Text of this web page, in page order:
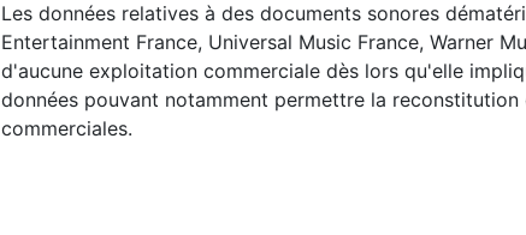
Les données relatives à des documents sonores
Entertainment France, Universal Music France, Warner
d'aucune exploitation commerciale dès lors qu'elle
données pouvant notamment permettre la
commerciales.